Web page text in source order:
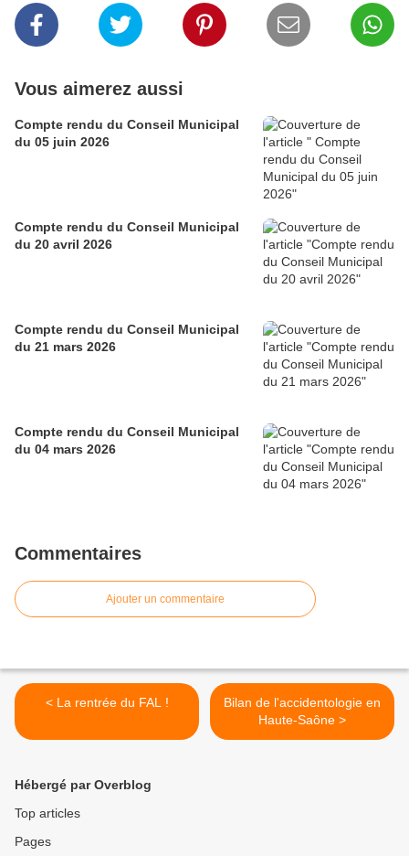
Vous aimerez aussi
Compte rendu du Conseil Municipal
du 05 juin 2026
Compte rendu du Conseil Municipal
du 20 avril 2026
Compte rendu du Conseil Municipal
du 21 mars 2026
Compte rendu du Conseil Municipal
du 04 mars 2026
Commentaires
Ajouter un commentaire
< La rentrée du FAL !
Bilan de l'accidentologie en
Haute-Saône >
Hébergé par Overblog
Top articles
Pages